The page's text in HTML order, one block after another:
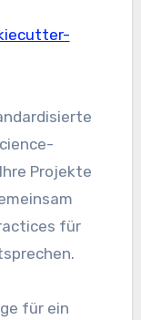
Projekte
für
für ein